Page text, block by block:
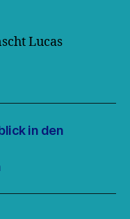
Lucas
in den